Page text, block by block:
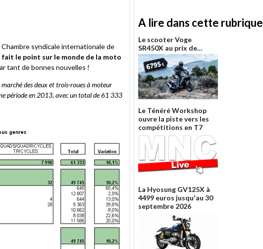
syndicale internationale de
fait le point sur le monde de la moto
tant de bonnes nouvelles !
marché des deux et trois-roues à moteur
période en 2013, avec un total de 61 333
A lire dans cette rubrique
Le scooter Voge
SR450X au prix de…
Le Ténéré Workshop
ouvre la piste vers les
compétitions en T7
La Hyosung GV125X à
4499 euros jusqu'au 30
septembre 2026